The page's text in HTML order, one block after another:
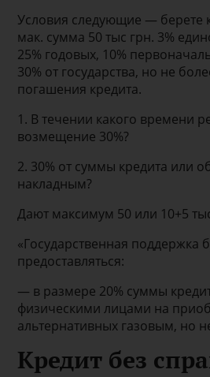
Условия следующие — берете
мак. сумма 50 тыс грн. 3%
25% годовых, 10%
30% от государства, но не
погашения кредита.
1. В течении какого времени
возмещение 30%?
2. 30% от суммы кредита или
накладным?
Дают максимум 50 или 10+5
«Государственная поддержка
предоставляться:
— в размере 20% суммы
физическими лицами на
альтернативных газовым, но
Кредит без